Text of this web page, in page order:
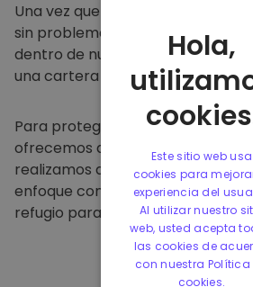
Una vez que compre en
sin problemas a su cartera
dentro de nuestra plataforma.
una cartera individual.
Para proteger a nuestros
ofrecemos almacenamiento
realizamos auditorías de
enfoque convierte a nuestra
refugio para almacenar y otras
Hola,
Este sitio web usa
cookies para
experiencia del
Al utilizar nuestro
web, usted acepta
las cookies de
con nuestra Política
cookies.